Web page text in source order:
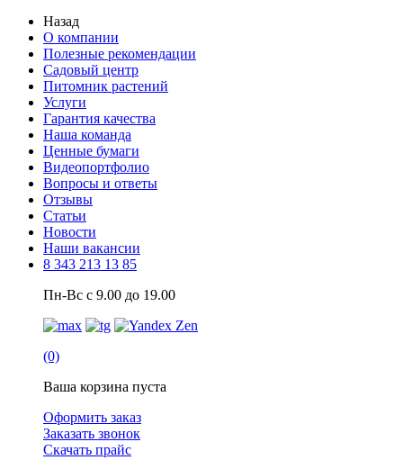
Назад
О компании
Полезные рекомендации
Садовый центр
Питомник растений
Услуги
Гарантия качества
Наша команда
Ценные бумаги
Видеопортфолио
Вопросы и ответы
Отзывы
Статьи
Новости
Наши вакансии
8 343 213 13 85
Пн-Вс с 9.00 до 19.00
(0)
Ваша корзина пуста
Оформить заказ
Заказать звонок
Скачать прайс